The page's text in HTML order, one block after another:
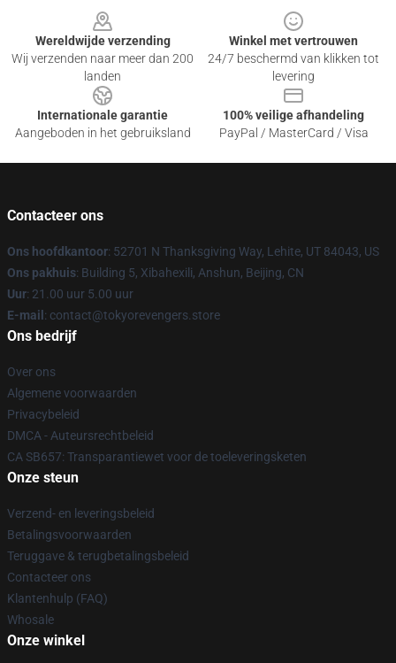
Wereldwijde verzending
Wij verzenden naar meer dan 200
landen
Winkel met vertrouwen
24/7 beschermd van klikken tot
levering
Internationale garantie
Aangeboden in het gebruiksland
100% veilige afhandeling
PayPal / MasterCard / Visa
Contacteer ons
Ons hoofdkantoor: 52701 N Thanksgiving Way, Lehite, UT 84043, US
Ons pakhuis: Building 5, Xibahexili, Anshun, Beijing, CN
Uur: 21.00 uur 5.00 uur
E-mail : contact@tokyorevengers.store
Ons bedrijf
Over ons
Algemene voorwaarden
Privacybeleid
DMCA - Auteursrechtbeleid
CA SB657: Transparantiewet voor de toeleveringsketen
Onze steun
Verzend- en leveringsbeleid
Betalingsvoorwaarden
Teruggave & terugbetalingsbeleid
Contacteer ons
Klantenhulp (FAQ)
Whosale
Onze winkel